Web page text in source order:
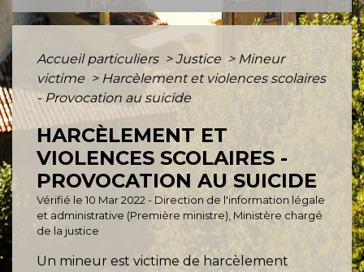
Accueil particuliers > Justice > Mineur
victime > Harcèlement et violences scolaires
- Provocation au suicide
HARCÈLEMENT ET
VIOLENCES SCOLAIRES -
PROVOCATION AU SUICIDE
Vérifié le 10 Mar 2022 - Direction de l'information légale
et administrative (Première ministre), Ministère chargé
de la justice
Un mineur est victime de harcèlement